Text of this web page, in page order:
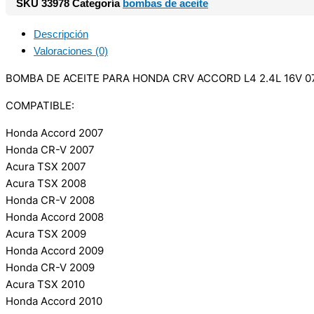
SKU 33978 Categoría bombas de aceite
Descripción
Valoraciones (0)
BOMBA DE ACEITE PARA HONDA CRV ACCORD L4 2.4L 16V
COMPATIBLE:
Honda Accord 2007
Honda CR-V 2007
Acura TSX 2007
Acura TSX 2008
Honda CR-V 2008
Honda Accord 2008
Acura TSX 2009
Honda Accord 2009
Honda CR-V 2009
Acura TSX 2010
Honda Accord 2010